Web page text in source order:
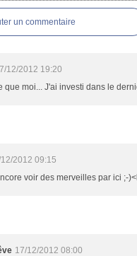
un commentaire
12/2012 19:20
que moi... J'ai investi dans le
2012 09:15
voir des merveilles par ici ;-
17/12/2012 08:00